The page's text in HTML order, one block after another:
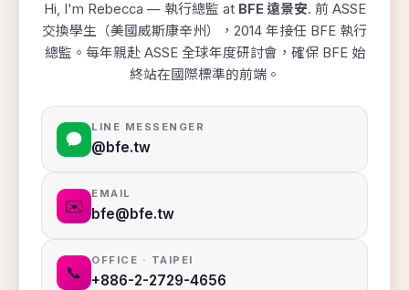
Hi, I'm Rebecca — 執行總監 at BFE 遠景安. 前 ASSE
交換學生（美國威斯康辛州），2014 年接任 BFE 執行
總監。每年親赴 ASSE 全球年度研討會，確保 BFE 始
終站在國際標準的前端。
LINE MESSENGER
@bfe.tw
✉️
EMAIL
bfe@bfe.tw
📞
OFFICE · TAIPEI
+886-2-2729-4656